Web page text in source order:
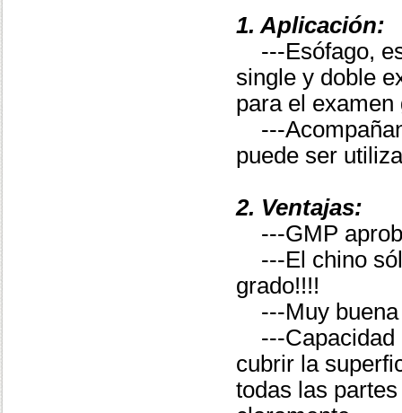
1. Aplicación:
---Esófago,
single y doble
para el
---
puede ser
2. Ventajas:
---GMP
---El chino
grado!!!!
---Muy
---
cubrir la
todas las